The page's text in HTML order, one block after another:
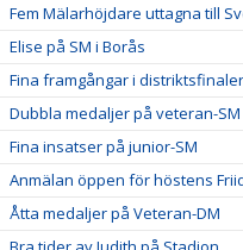
Fem Mälarhöjdare uttagna till
Elise på SM i Borås
Fina framgångar i
Dubbla medaljer på veteran-SM
Fina insatser på junior-SM
Anmälan öppen för höstens
Åtta medaljer på Veteran-DM